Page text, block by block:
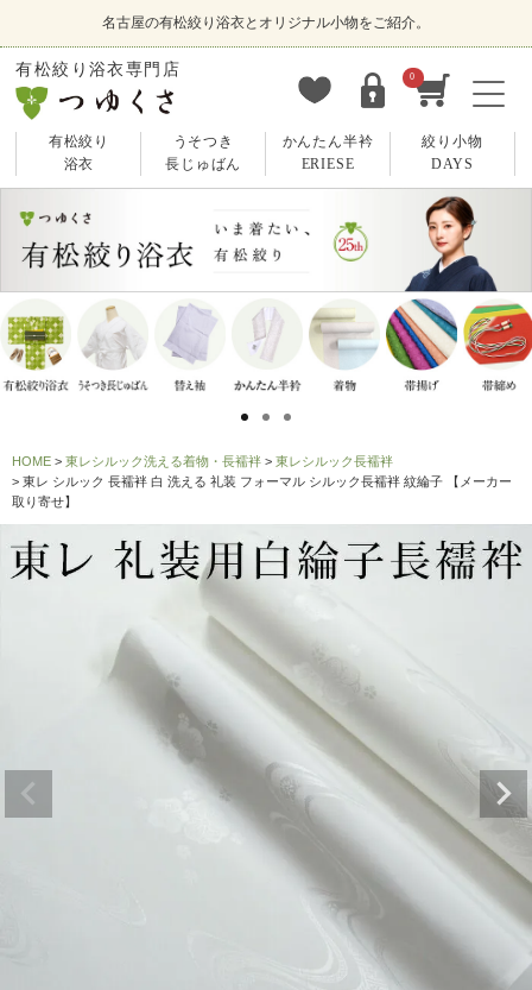
名古屋の有松絞り浴衣とオリジナル小物をご紹介。
有松絞り浴衣専門店 0
有松絞り
浴衣
うそつき
長じゅばん
かんたん半衿
ERIESE
絞り小物
DAYS
HOME 東レシルック洗える着物・長襦袢
東レシルック長襦袢
東レ シルック 長襦袢 白 洗える 礼装 フォーマル シルック長襦袢 紋綸子 【メーカー
取り寄せ】